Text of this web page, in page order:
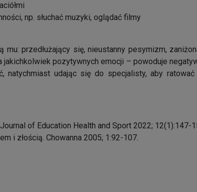
np. słuchać muzyki, oglądać filmy
przedłużający się, nieustanny pesymizm,
jakichkolwiek pozytywnych emocji – powoduje
natychmiast udając się do specjalisty, aby
of Education Health and Sport 2022; 12(1):147-
i złością. Chowanna 2005; 1:92-107.